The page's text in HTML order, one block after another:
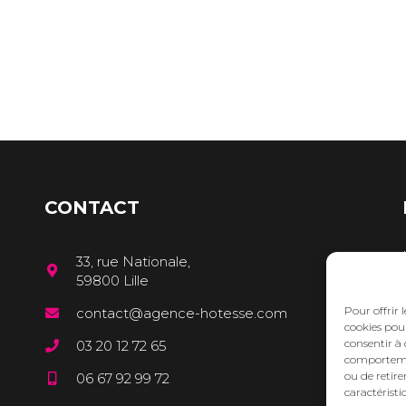
Pour offrir
cookies
consentir à
ou de
CONTACT
33, rue Nationale,
59800 Lille
contact@agence-hotesse.com
03 20 12 72 65
06 67 92 99 72